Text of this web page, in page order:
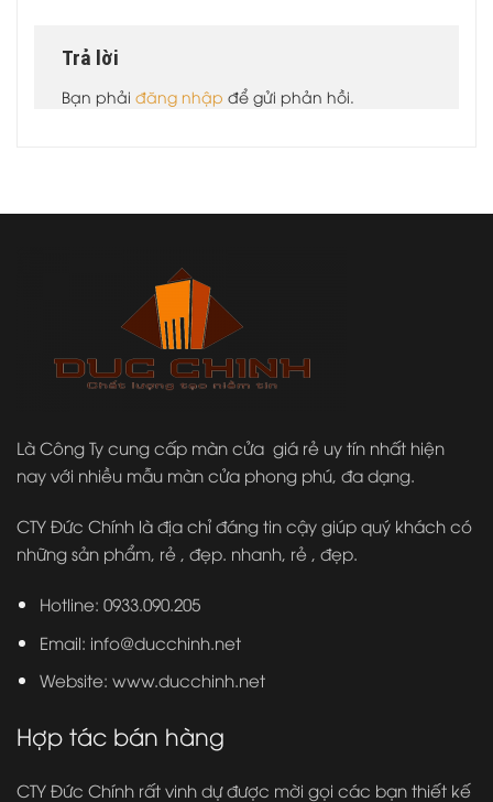
Trả lời
Bạn phải đăng nhập để gửi phản hồi.
Là Công Ty cung cấp màn cửa giá rẻ uy tín nhất hiện
nay với nhiều mẫu màn cửa phong phú, đa dạng.
CTY Đức Chính là địa chỉ đáng tin cậy giúp quý khách có
những sản phẩm, rẻ , đẹp. nhanh, rẻ , đẹp.
Hotline: 0933.090.205
Email: info@ducchinh.net
Website: www.ducchinh.net
Hợp tác bán hàng
CTY Đức Chính rất vinh dự được mời gọi các bạn thiết kế